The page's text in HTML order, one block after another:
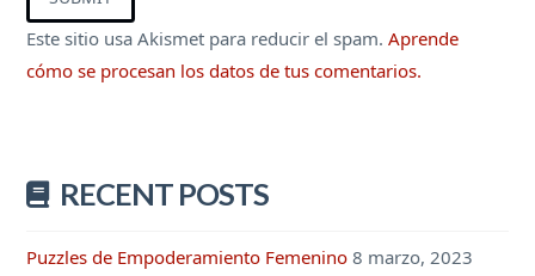
Este sitio usa Akismet para reducir el spam.Aprende
cómo se procesan los datos de tus comentarios.
RECENT POSTS
Puzzles de Empoderamiento Femenino 8 marzo, 2023